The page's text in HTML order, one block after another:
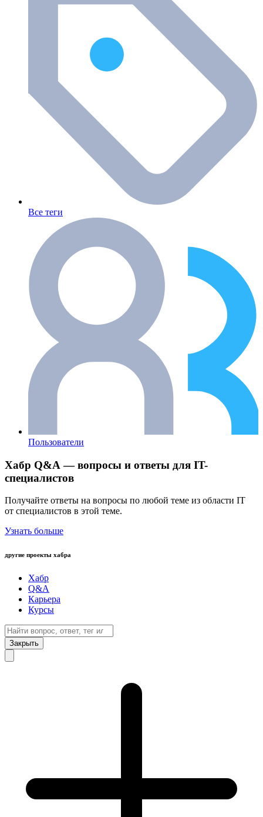
Все теги
Пользователи
Хабр Q&A — вопросы и ответы для IT-
специалистов
Получайте ответы на вопросы по любой теме из области IT
от специалистов в этой теме.
Узнать больше
другие проекты хабра
Хабр
Q&A
Карьера
Курсы
Закрыть